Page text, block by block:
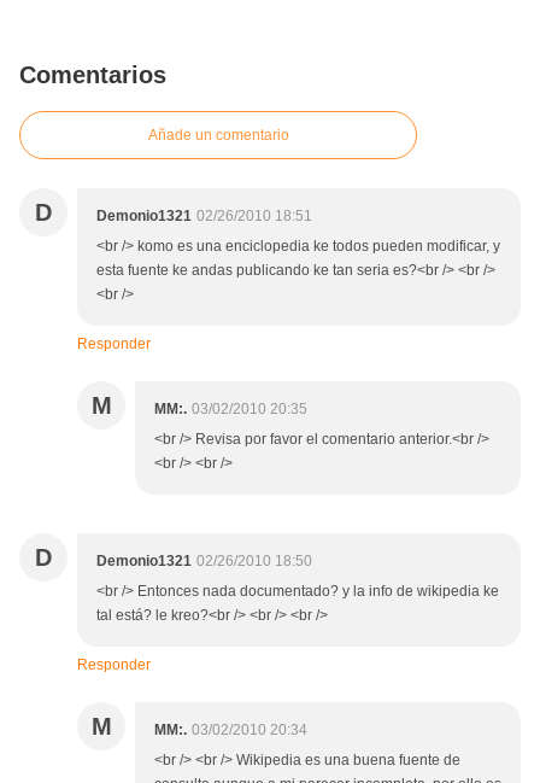
Comentarios
Añade un comentario
D Demonio1321 02/26/2010 18:51
<br /> komo es una enciclopedia ke todos pueden modificar, y
esta fuente ke andas publicando ke tan seria es?<br /> <br />
<br />
Responder
M MM:. 03/02/2010 20:35
<br /> Revisa por favor el comentario anterior.<br />
<br /> <br />
D Demonio1321 02/26/2010 18:50
<br /> Entonces nada documentado? y la info de wikipedia ke
tal está? le kreo?<br /> <br /> <br />
Responder
M MM:. 03/02/2010 20:34
<br /> <br /> Wikipedia es una buena fuente de